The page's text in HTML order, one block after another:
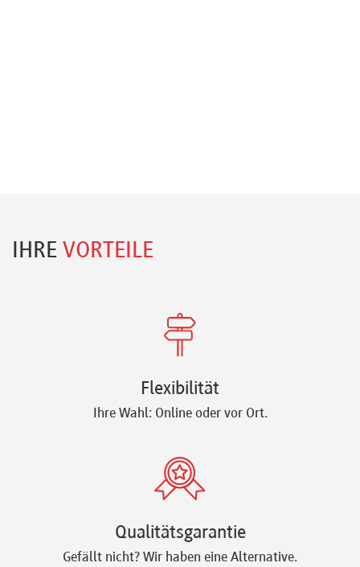
IHRE VORTEILE
Flexibilität
Ihre Wahl: Online oder vor Ort.
Qualitätsgarantie
Gefällt nicht? Wir haben eine Alternative.